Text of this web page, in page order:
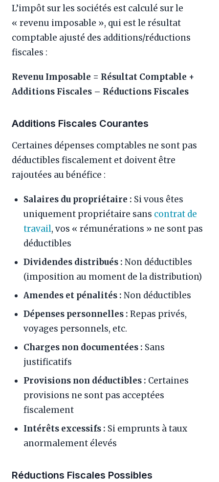
L’impôt sur les sociétés est calculé sur le
« revenu imposable », qui est le résultat
comptable ajusté des additions/réductions
fiscales :
Revenu Imposable = Résultat Comptable +
Additions Fiscales – Réductions Fiscales
Additions Fiscales Courantes
Certaines dépenses comptables ne sont pas
déductibles fiscalement et doivent être
rajoutées au bénéfice :
Salaires du propriétaire : Si vous êtes
uniquement propriétaire sans contrat de
travail, vos « rémunérations » ne sont pas
déductibles
Dividendes distribués : Non déductibles
(imposition au moment de la distribution)
Amendes et pénalités : Non déductibles
Dépenses personnelles : Repas privés,
voyages personnels, etc.
Charges non documentées : Sans
justificatifs
Provisions non déductibles : Certaines
provisions ne sont pas acceptées
fiscalement
Intérêts excessifs : Si emprunts à taux
anormalement élevés
Réductions Fiscales Possibles